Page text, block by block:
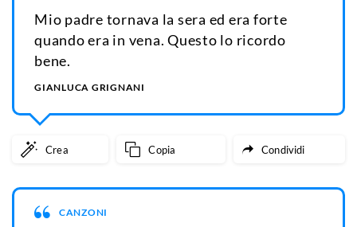
Mio padre tornava la sera ed era forte
quando era in vena. Questo lo ricordo
bene.
GIANLUCA GRIGNANI
Crea Copia Condividi
CANZONI